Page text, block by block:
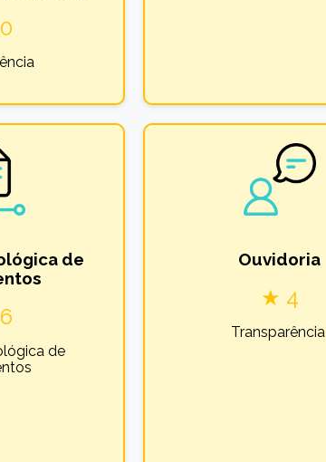
de
de
Ouvidoria
★ 4
Transparência